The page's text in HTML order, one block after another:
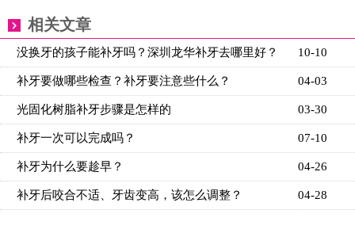
相关文章
10-10
没换牙的孩子能补牙吗？深圳龙华补牙去哪里好？
04-03
补牙要做哪些检查？补牙要注意些什么？
03-30
光固化树脂补牙步骤是怎样的
07-10
补牙一次可以完成吗？
04-26
补牙为什么要趁早？
04-28
补牙后咬合不适、牙齿变高，该怎么调整？